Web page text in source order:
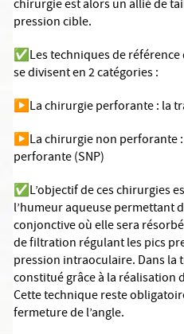
chirurgie est alors un allié de
pression cible.
✅Les techniques de
se divisent en 2 catégories :
▶️La chirurgie perforante : la
▶️La chirurgie non perforante
perforante (SNP)
✅L’objectif de ces chirurgies
l’humeur aqueuse permettant
conjonctive où elle sera
de filtration régulant les pics
pression intraoculaire. Dans la
constitué grâce à la réalisation
Cette technique reste
fermeture de l’angle.